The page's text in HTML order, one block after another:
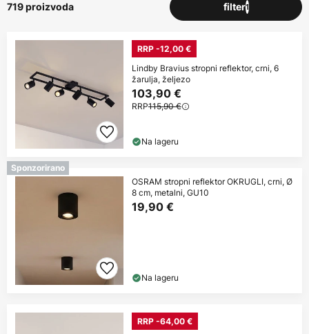
719 proizvoda filter1
RRP -12,00 €
Lindby Bravius stropni reflektor, crni, 6
žarulja, željezo
103,90 €
RRP115,90 €
Na lageru
Sponzorirano
OSRAM stropni reflektor OKRUGLI, crni, Ø
8 cm, metalni, GU10
19,90 €
Na lageru
RRP -64,00 €